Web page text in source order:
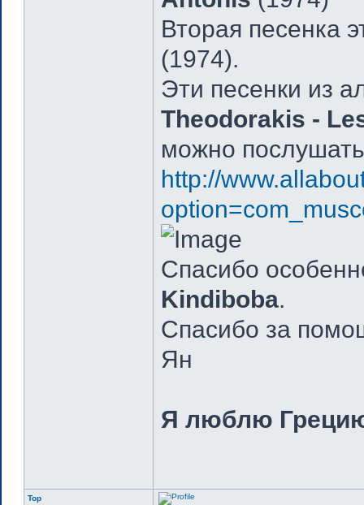
Вторая песенка
(1974).
Эти песенки из
Theodorakis -
можно
http://
Спасибо
Kindiboba.
Спасибо за
Ян
Я люблю
Top